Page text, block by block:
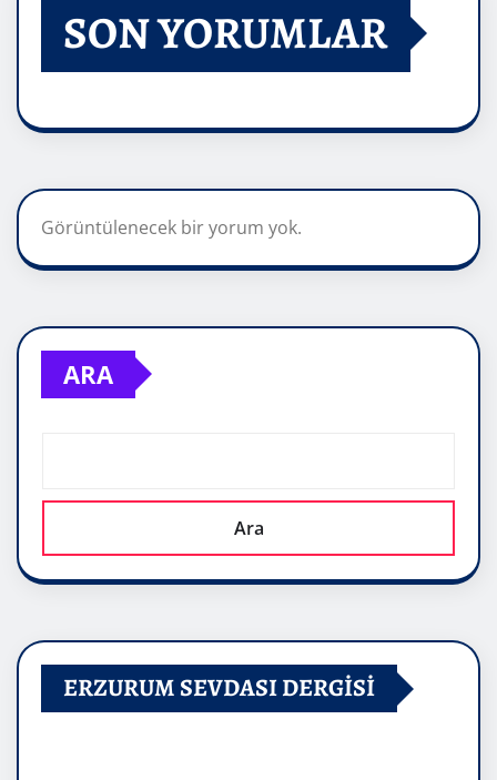
SON YORUMLAR
Görüntülenecek bir yorum yok.
ARA
Ara
ERZURUM SEVDASI DERGİSİ